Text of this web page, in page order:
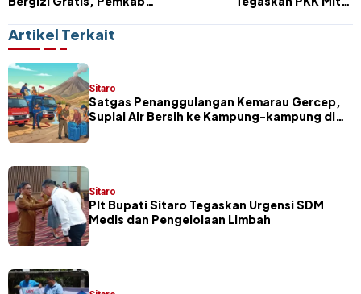
Penerima
Mendukung Pembangunan
Artikel Terkait
Sitaro
Satgas Penanggulangan Kemarau Gercep,
Suplai Air Bersih ke Kampung-kampung di
Sitaro
​Plt Bupati Sitaro Tegaskan Urgensi SDM
Medis dan Pengelolaan Limbah